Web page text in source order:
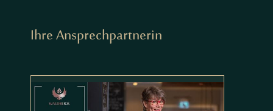
Ihre Ansprechpartnerin